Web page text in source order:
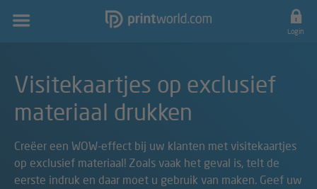
Hoofdnavigatie
Login
Visitekaartjes op exclusief
materiaal drukken
Creëer een WOW-effect bij uw klanten met visitekaartjes
op exclusief materiaal! Zoals vaak het geval is, telt de
eerste indruk en daar moet u gebruik van maken. Geef uw